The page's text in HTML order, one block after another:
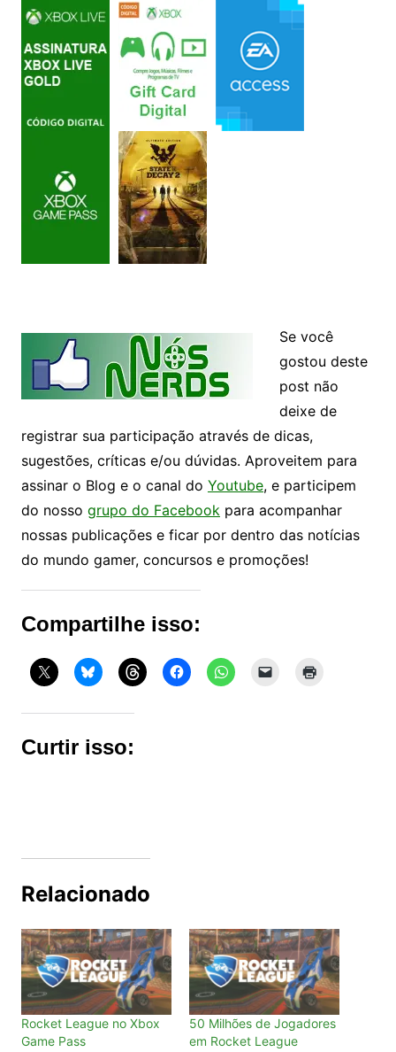
Se você
gostou deste
post não
deixe de
registrar sua participação através de dicas,
sugestões, críticas e/ou dúvidas. Aproveitem para
assinar o Blog e o canal do Youtube, e participem
do nosso grupo do Facebookpara acompanhar
nossas publicações e ficar por dentro das notícias
do mundo gamer, concursos e promoções!
Compartilhe isso:
Curtir isso:
Relacionado
Rocket League no Xbox
Game Pass
50 Milhões de Jogadores
em Rocket League